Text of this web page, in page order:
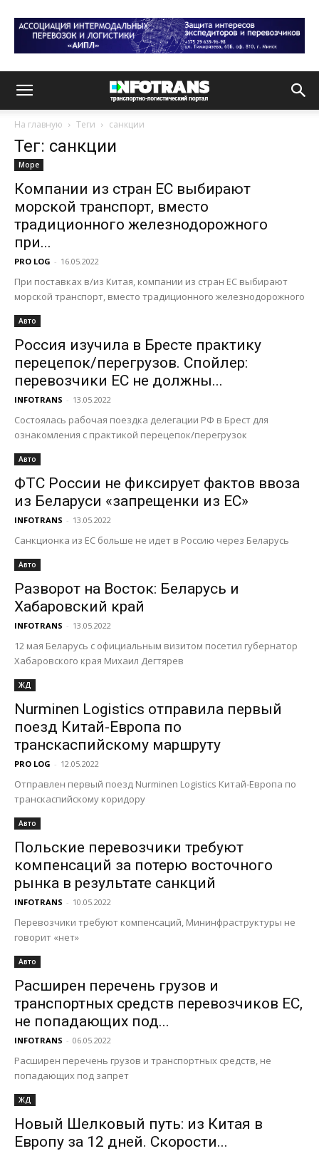
На главную Теги санкции
Тег: санкции
Море
Компании из стран ЕС выбирают
морской транспорт, вместо
традиционного железнодорожного
при...
PRO LOG - 16.05.2022
При поставках в/из Китая, компании из стран ЕС выбирают
морской транспорт, вместо традиционного железнодорожного
Авто
Россия изучила в Бресте практику
перецепок/перегрузов. Спойлер:
перевозчики ЕС не должны...
INFOTRANS - 13.05.2022
Состоялась рабочая поездка делегации РФ в Брест для
ознакомления с практикой перецепок/перегрузок
Авто
ФТС России не фиксирует фактов ввоза
из Беларуси «запрещенки из ЕС»
INFOTRANS - 13.05.2022
Санкционка из ЕС больше не идет в Россию через Беларусь
Авто
Разворот на Восток: Беларусь и
Хабаровский край
INFOTRANS - 13.05.2022
12 мая Беларусь с официальным визитом посетил губернатор
Хабаровского края Михаил Дегтярев
ЖД
Nurminen Logistics отправила первый
поезд Китай-Европа по
транскаспийскому маршруту
PRO LOG - 12.05.2022
Отправлен первый поезд Nurminen Logistics Китай-Европа по
транскаспийскому коридору
Авто
Польские перевозчики требуют
компенсаций за потерю восточного
рынка в результате санкций
INFOTRANS - 10.05.2022
Перевозчики требуют компенсаций, Мининфраструктуры не
говорит «нет»
Авто
Расширен перечень грузов и
транспортных средств перевозчиков ЕС,
не попадающих под...
INFOTRANS - 06.05.2022
Расширен перечень грузов и транспортных средств, не
попадающих под запрет
ЖД
Новый Шелковый путь: из Китая в
Европу за 12 дней. Скорости...